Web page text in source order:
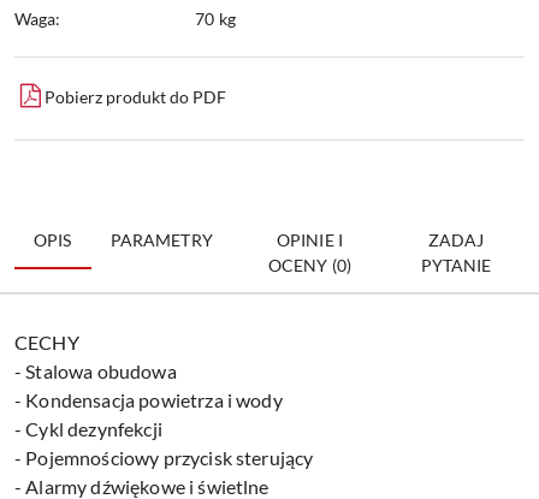
Waga: 70 kg
Pobierz produkt do PDF
OPIS PARAMETRY
OPINIE I
OCENY (0)
ZADAJ
PYTANIE
CECHY
- Stalowa obudowa
- Kondensacja powietrza i wody
- Cykl dezynfekcji
- Pojemnościowy przycisk sterujący
- Alarmy dźwiękowe i świetlne